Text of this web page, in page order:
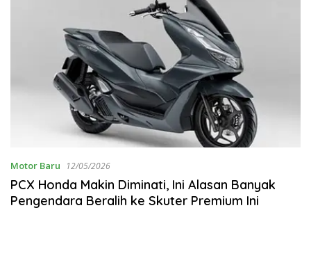
Motor Baru 12/05/2026
PCX Honda Makin Diminati, Ini Alasan Banyak
Pengendara Beralih ke Skuter Premium Ini